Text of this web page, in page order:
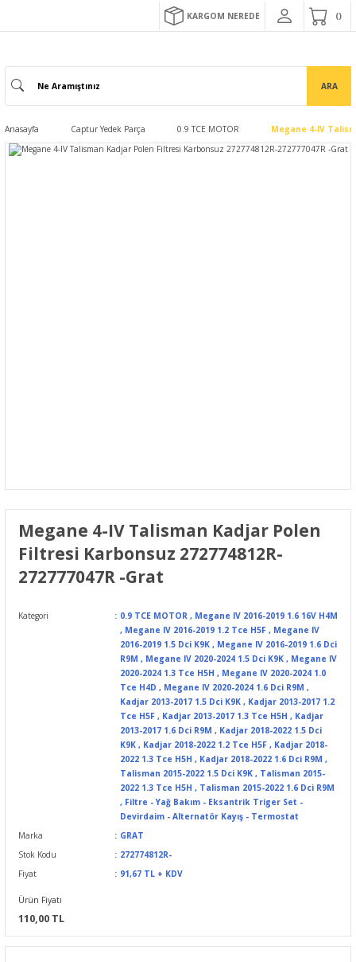
KARGOM NEREDE
ARA
Anasayfa Captur Yedek Parça 0.9 TCE MOTOR Megane 4-IV
Megane 4-IV Talisman Kadjar Polen
Filtresi Karbonsuz 272774812R-
272777047R -Grat
Kategori 0.9 TCE MOTOR , Megane IV 2016-2019 1.6 16V H4M
, Megane IV 2016-2019 1.2 Tce H5F , Megane IV
2016-2019 1.5 Dci K9K , Megane IV 2016-2019 1.6 Dci
R9M , Megane IV 2020-2024 1.5 Dci K9K , Megane IV
2020-2024 1.3 Tce H5H , Megane IV 2020-2024 1.0
Tce H4D , Megane IV 2020-2024 1.6 Dci R9M ,
Kadjar 2013-2017 1.5 Dci K9K , Kadjar 2013-2017 1.2
Tce H5F , Kadjar 2013-2017 1.3 Tce H5H , Kadjar
2013-2017 1.6 Dci R9M , Kadjar 2018-2022 1.5 Dci
K9K , Kadjar 2018-2022 1.2 Tce H5F , Kadjar 2018-
2022 1.3 Tce H5H , Kadjar 2018-2022 1.6 Dci R9M ,
Talisman 2015-2022 1.5 Dci K9K , Talisman 2015-
2022 1.3 Tce H5H , Talisman 2015-2022 1.6 Dci R9M
, Filtre - Yağ Bakım - Eksantrik Triger Set -
Devirdaim - Alternatör Kayış - Termostat
Marka
GRAT
Stok Kodu
272774812R-
Fiyat
91,67 TL + KDV
Ürün Fiyatı
110,00 TL